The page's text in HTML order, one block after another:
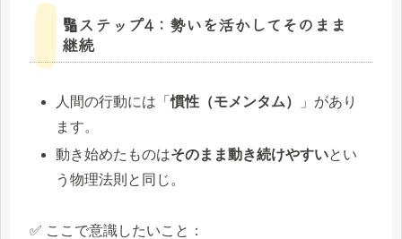
🔢ステップ4：勢いを活かしてそのまま
継続
人間の行動には「慣性（モメンタム）
」があり
ます。
動き始めたものはそのまま動き続けやすいとい
う物理法則と同じ。
✅ ここで意識したいこと：